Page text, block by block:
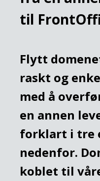
til
Flytt
raskt og
med å
en annen
forklart i tre
nedenfor.
koblet til